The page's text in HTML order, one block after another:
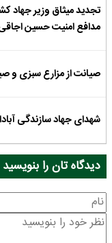
تجدید میثاق وزیر جهاد
مدافع امنیت حسین
صیانت از مزارع سبزی و
شهدای جهاد سازندگی
دیدگاه تان را بنویسید